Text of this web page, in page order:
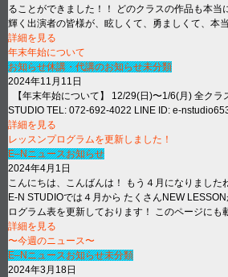
ることができました！！ どのクラスの作品も本当
輝く出演者の皆様が、眩しくて、勇ましくて、本
詳細を見る
年末年始について
お知らせ休講・代講のお知らせ未分類
2024年11月11日
【年末年始について】 12/29(日)〜1/6(月) 全クラ
STUDIO TEL: 072-692-4022 LINE ID: e-
詳細を見る
レッスンプログラムを更新しました！
E–Nニュースお知らせ
2024年4月1日
こんにちは、こんばんは！ もう４月になりました
E-N STUDIOでは４月から たくさんNEW
ログラム表を更新しております！ このページに
詳細を見る
〜今週のニュース〜
E–Nニュースお知らせ未分類
2024年3月18日